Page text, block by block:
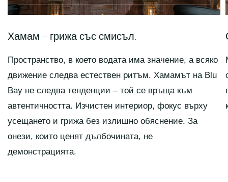
Хамам – грижа със смисъл.
Пространство, в което водата има значение, а всяко
движение следва естествен ритъм. Хамамът на Blu
Bay не следва тенденции – той се връща към
автентичността. Изчистен интериор, фокус върху
усещането и грижа без излишно обяснение. За
онези, които ценят дълбочината, не
демонстрацията.